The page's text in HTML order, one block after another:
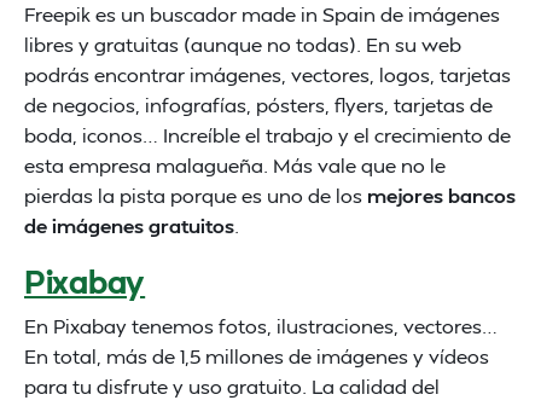
Freepik es un buscador made in Spain de imágenes
libres y gratuitas (aunque no todas). En su web
podrás encontrar imágenes, vectores, logos, tarjetas
de negocios, infografías, pósters, flyers, tarjetas de
boda, iconos… Increíble el trabajo y el crecimiento de
esta empresa malagueña. Más vale que no le
pierdas la pista porque es uno de los mejores bancos
de imágenes gratuitos
Pixabay
En Pixabay tenemos fotos, ilustraciones, vectores…
En total, más de 1,5 millones de imágenes y vídeos
para tu disfrute y uso gratuito. La calidad del